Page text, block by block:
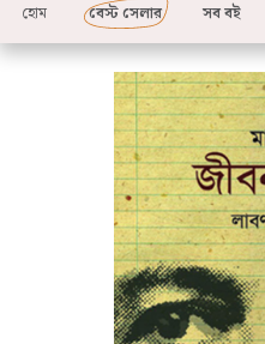
হোম বেস্ট সেলার সব বই